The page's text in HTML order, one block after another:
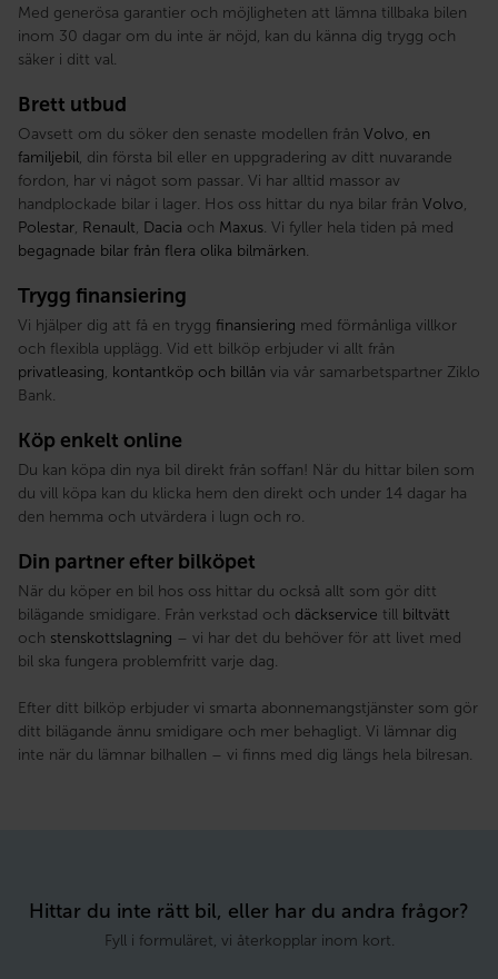
Med generösa garantier och möjligheten att lämna tillbaka bilen
inom 30 dagar om du inte är nöjd, kan du känna dig trygg och
säker i ditt val.
Brett utbud
Oavsett om du söker den senaste modellen från Volvo, en
familjebil, din första bil eller en uppgradering av ditt nuvarande
fordon, har vi något som passar. Vi har alltid massor av
handplockade bilar i lager. Hos oss hittar du nya bilar från Volvo,
Polestar, Renault, Dacia och Maxus. Vi fyller hela tiden på med
begagnade bilar från flera olika bilmärken.
Trygg finansiering
Vi hjälper dig att få en trygg finansiering med förmånliga villkor
och flexibla upplägg. Vid ett bilköp erbjuder vi allt från
privatleasing, kontantköp och billån via vår samarbetspartner Ziklo
Bank.
Köp enkelt online
Du kan köpa din nya bil direkt från soffan! När du hittar bilen som
du vill köpa kan du klicka hem den direkt och under 14 dagar ha
den hemma och utvärdera i lugn och ro.
Din partner efter bilköpet
När du köper en bil hos oss hittar du också allt som gör ditt
bilägande smidigare. Från verkstad och däckservice till biltvätt
och stenskottslagning – vi har det du behöver för att livet med
bil ska fungera problemfritt varje dag.
Efter ditt bilköp erbjuder vi smarta abonnemangstjänster som gör
ditt bilägande ännu smidigare och mer behagligt. Vi lämnar dig
inte när du lämnar bilhallen – vi finns med dig längs hela bilresan.
Hittar du inte rätt bil, eller har du andra frågor?
Fyll i formuläret, vi återkopplar inom kort.